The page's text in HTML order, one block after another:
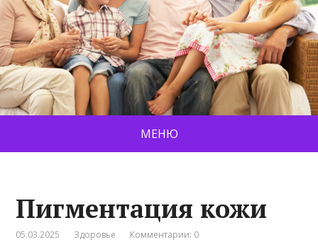
МЕНЮ
Пигментация кожи
05.03.2025 Здоровье Комментарии: 0